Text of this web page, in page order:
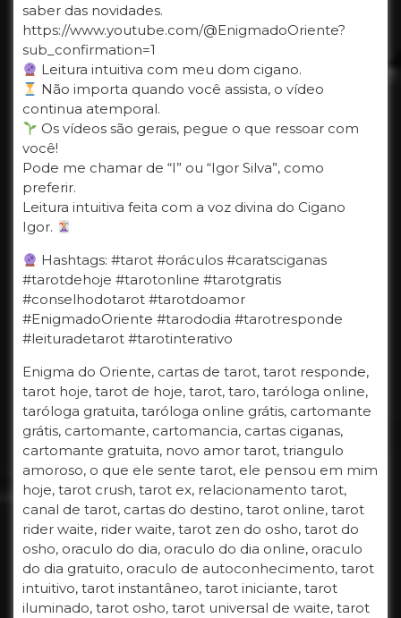
saber das novidades.
https://www.youtube.com/@EnigmadoOriente?
sub_confirmation=1
Leitura intuitiva com meu dom cigano.
Não importa quando você assista, o vídeo
continua atemporal.
Os vídeos são gerais, pegue o que ressoar com
você!
Pode me chamar de “I” ou “Igor Silva”, como
preferir.
Leitura intuitiva feita com a voz divina do Cigano
Igor.
Hashtags: #tarot #oráculos #caratsciganas
#tarotdehoje #tarotonline #tarotgratis
#conselhodotarot #tarotdoamor
#EnigmadoOriente #tarododia #tarotresponde
#leituradetarot #tarotinterativo
Enigma do Oriente, cartas de tarot, tarot responde,
tarot hoje, tarot de hoje, tarot, taro, taróloga online,
taróloga gratuita, taróloga online grátis, cartomante
grátis, cartomante, cartomancia, cartas ciganas,
cartomante gratuita, novo amor tarot, triangulo
amoroso, o que ele sente tarot, ele pensou em mim
hoje, tarot crush, tarot ex, relacionamento tarot,
canal de tarot, cartas do destino, tarot online, tarot
rider waite, rider waite, tarot zen do osho, tarot do
osho, oraculo do dia, oraculo do dia online, oraculo
do dia gratuito, oraculo de autoconhecimento, tarot
intuitivo, tarot instantâneo, tarot iniciante, tarot
iluminado, tarot osho, tarot universal de waite, tarot